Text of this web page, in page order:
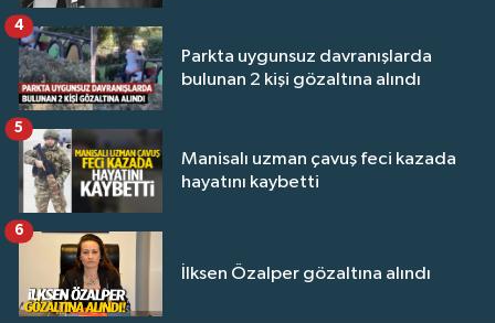
Parkta uygunsuz davranışlarda
bulunan 2 kişi gözaltına alındı
4
Manisalı uzman çavuş feci kazada
hayatını kaybetti
5
İlksen Özalper gözaltına alındı
6